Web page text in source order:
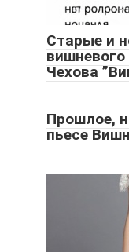
Старые и
Чехова
Прошлое,
пьесе